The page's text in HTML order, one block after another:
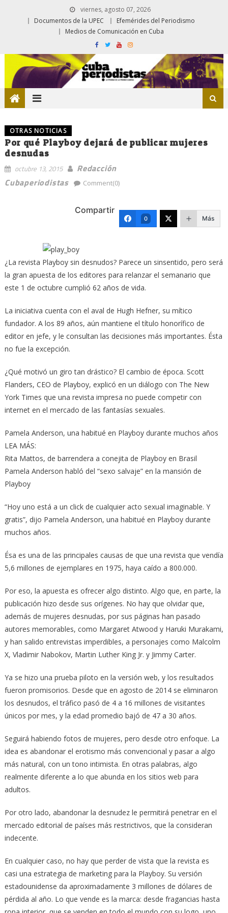
viernes, agosto 07, 2026
Documentos de la UPEC
Efemérides del Periodismo
Medios de Comunicación en Cuba
OTRAS NOTICIAS
Por qué Playboy dejará de publicar mujeres
desnudas
octubre 13, 2015
Redacción
Cubaperiodistas
Comment(0)
Compartir
0 Más
¿La revista Playboy sin desnudos? Parece un sinsentido, pero será
la gran apuesta de los editores para relanzar el semanario que
este 1 de octubre cumplió 62 años de vida.
La iniciativa cuenta con el aval de Hugh Hefner, su mítico
fundador. A los 89 años, aún mantiene el título honorífico de
editor en jefe, y le consultan las decisiones más importantes. Ésta
no fue la excepción.
¿Qué motivó un giro tan drástico? El cambio de época. Scott
Flanders, CEO de Playboy, explicó en un diálogo con The New
York Times que una revista impresa no puede competir con
internet en el mercado de las fantasías sexuales.
Pamela Anderson, una habitué en Playboy durante muchos años
LEA MÁS:
Rita Mattos, de barrendera a conejita de Playboy en Brasil
Pamela Anderson habló del “sexo salvaje” en la mansión de
Playboy
“Hoy uno está a un click de cualquier acto sexual imaginable. Y
gratis”, dijo Pamela Anderson, una habitué en Playboy durante
muchos años.
Ésa es una de las principales causas de que una revista que vendía
5,6 millones de ejemplares en 1975, haya caído a 800.000.
Por eso, la apuesta es ofrecer algo distinto. Algo que, en parte, la
publicación hizo desde sus orígenes. No hay que olvidar que,
además de mujeres desnudas, por sus páginas han pasado
autores memorables, como Margaret Atwood y Haruki Murakami,
y han salido entrevistas imperdibles, a personajes como Malcolm
X, Vladimir Nabokov, Martin Luther King Jr. y Jimmy Carter.
Ya se hizo una prueba piloto en la versión web, y los resultados
fueron promisorios. Desde que en agosto de 2014 se eliminaron
los desnudos, el tráfico pasó de 4 a 16 millones de visitantes
únicos por mes, y la edad promedio bajó de 47 a 30 años.
Seguirá habiendo fotos de mujeres, pero desde otro enfoque. La
idea es abandonar el erotismo más convencional y pasar a algo
más natural, con un tono intimista. En otras palabras, algo
realmente diferente a lo que abunda en los sitios web para
adultos.
Por otro lado, abandonar la desnudez le permitirá penetrar en el
mercado editorial de países más restrictivos, que la consideran
indecente.
En cualquier caso, no hay que perder de vista que la revista es
casi una estrategia de marketing para la Playboy. Su versión
estadounidense da aproximadamente 3 millones de dólares de
pérdida al año. Lo que vende es la marca: desde fragancias hasta